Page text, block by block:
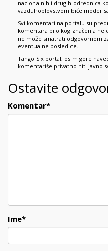
nacionalnih i drugih odrednica
vazduhoplovstvom biće
Svi komentari na portalu su
komentara bilo kog značenja ne
ne može smatrati odgovornom
eventualne posledice.
Tango Six portal, osim gore
komentariše privatno niti javno
Ostavite
Komentar*
Ime*